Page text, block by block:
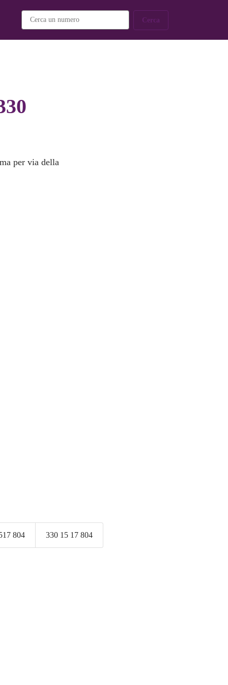
Cerca
per via della
804 330 15 17 804